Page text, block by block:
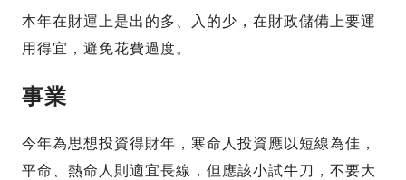
本年在財運上是出的多、入的少，在財政儲備上要運
用得宜，避免花費過度。
事業
今年為思想投資得財年，寒命人投資應以短線為佳，
平命、熱命人則適宜長線，但應該小試牛刀，不要大